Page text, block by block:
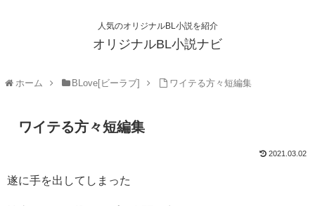
人気のオリジナルBL小説を紹介
オリジナルBL小説ナビ
ホーム BLove[ビーラブ] ワイテる方々短編集
ワイテる方々短編集
2021.03.02
遂に手を出してしまった